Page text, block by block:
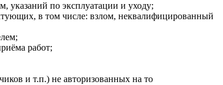
по эксплуатации и уходу;
в том числе: взлом, неквалифицированный
работ;
и т.п.) не авторизованных на то